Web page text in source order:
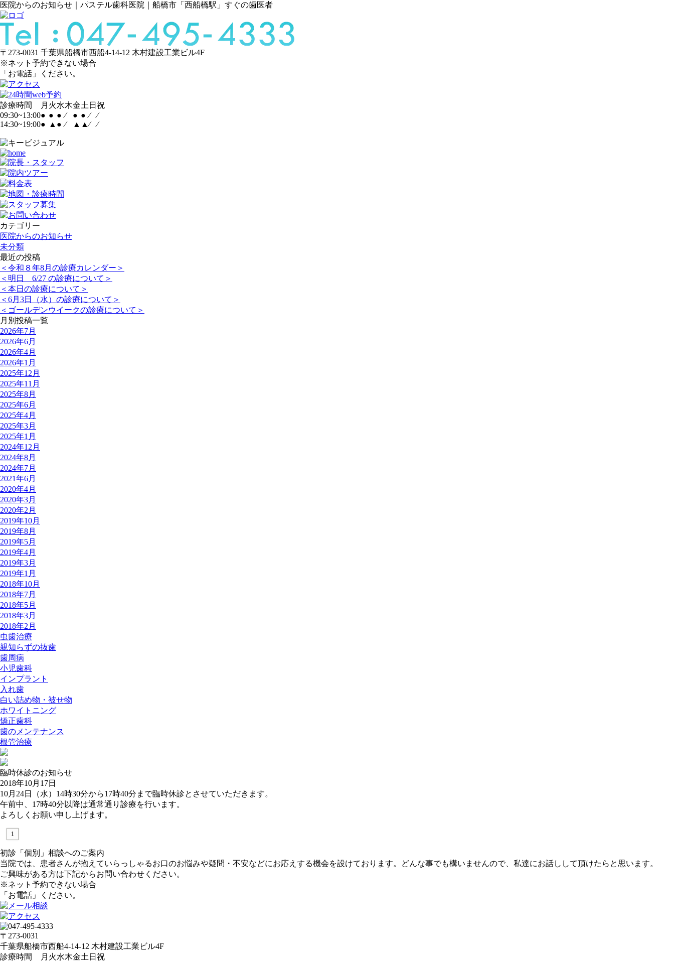
医院からのお知らせ｜パステル歯科医院｜船橋市「西船橋駅」すぐの歯医者
〒273-0031 千葉県船橋市西船4-14-12 木村建設工業ビル4F
※ネット予約できない場合
「お電話」ください。
診療時間 月 火水木金土 日 祝
09:30~13:00● ● ● ⁄ ● ● ⁄
⁄
14:30~19:00● ▲ ● ⁄ ▲ ▲⁄ ⁄
カテゴリー
医院からのお知らせ
未分類
最近の投稿
＜令和８年8月の診療カレンダー＞
＜明日 6/27 の診療について＞
＜本日の診療について＞
＜6月3日（水）の診療について＞
＜ゴールデンウイークの診療について＞
月別投稿一覧
2026年7月
2026年6月
2026年4月
2026年1月
2025年12月
2025年11月
2025年8月
2025年6月
2025年4月
2025年3月
2025年1月
2024年12月
2024年8月
2024年7月
2021年6月
2020年4月
2020年3月
2020年2月
2019年10月
2019年8月
2019年5月
2019年4月
2019年3月
2019年1月
2018年10月
2018年7月
2018年5月
2018年3月
2018年2月
虫歯治療
親知らずの抜歯
歯周病
小児歯科
インプラント
入れ歯
白い詰め物・被せ物
ホワイトニング
矯正歯科
歯のメンテナンス
根管治療
臨時休診のお知らせ
2018年10月17日
10月24日（水）14時30分から17時40分まで臨時休診とさせていただきます。
午前中、17時40分以降は通常通り診療を行います。
よろしくお願い申し上げます。
1
初診「個別」相談へのご案内
当院では、患者さんが抱えていらっしゃるお口のお悩みや疑問・不安などにお応えする機会を設けております。どんな事でも構いませんので、私達にお話しして頂けたらと思います。
ご興味がある方は下記からお問い合わせください。
※ネット予約できない場合
「お電話」ください。
〒273-0031
千葉県船橋市西船4-14-12 木村建設工業ビル4F
診療時間
月 火水木金土 日 祝